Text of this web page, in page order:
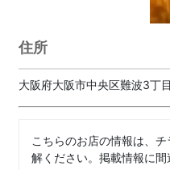
住所
大阪府大阪市中央区難波3丁
こちらのお店の情報は、
解ください。掲載情報に